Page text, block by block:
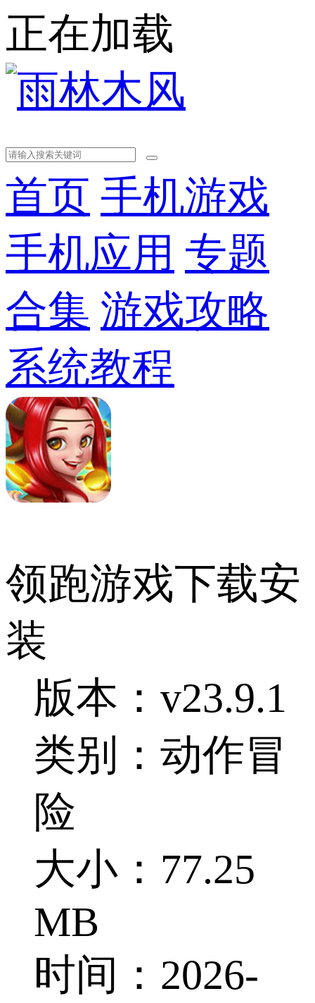
正在加载
首页 手机游戏
手机应用 专题
合集 游戏攻略
系统教程
领跑游戏下载安
装
版本：v23.9.1
类别：动作冒
险
大小：77.25
MB
时间：2026-